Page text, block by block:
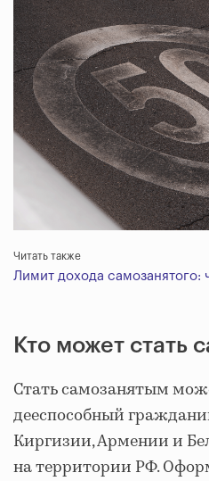
Читать также
Лимит дохода самозанятого:
Кто может стать
Стать самозанятым
дееспособный
Киргизии, Армении и
на территории РФ.